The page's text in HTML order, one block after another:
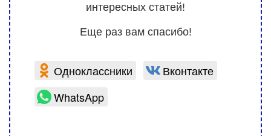
интересных статей!
Еще раз вам спасибо!
Одноклассники
Вконтакте
WhatsApp